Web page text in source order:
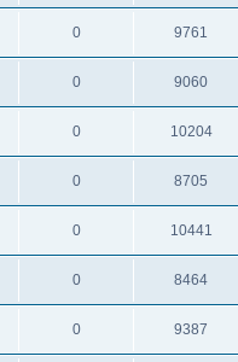
0 9761
0 9060
0 10204
0 8705
0 10441
0 8464
0 9387